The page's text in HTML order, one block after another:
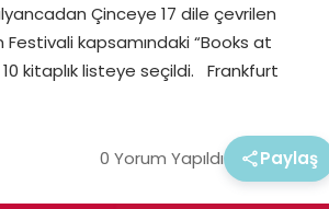
Çinceye 17 dile çevrilen
Festivali kapsamındaki “Books at
10 kitaplık listeye seçildi. Frankfurt
0 Yorum Yapıldı Paylaş